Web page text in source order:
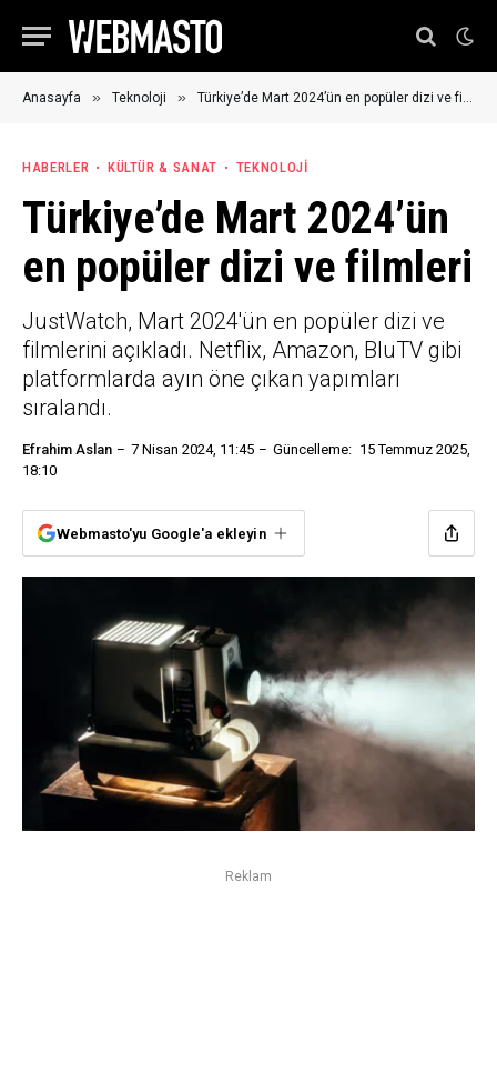
Anasayfa » Teknoloji » Türkiye’de Mart 2024’ün en popüler dizi ve filmleri
HABERLER KÜLTÜR & SANAT TEKNOLOJI
Türkiye’de Mart 2024’ün
en popüler dizi ve filmleri
JustWatch, Mart 2024'ün en popüler dizi ve
filmlerini açıkladı. Netflix, Amazon, BluTV gibi
platformlarda ayın öne çıkan yapımları
sıralandı.
Efrahim Aslan 7 Nisan 2024, 11:45 Güncelleme: 15 Temmuz 2025,
18:10
Webmasto'yu Google'a ekleyin
Reklam